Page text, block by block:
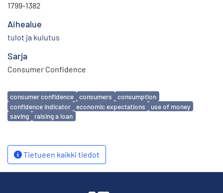
1799-1382
Aihealue
tulot ja kulutus
Sarja
Consumer Confidence
Avainsanat
consumer confidence consumers
consumption
confidence indicator
economic expectations
use of money
saving
raising a loan
Tietueen kaikki tiedot